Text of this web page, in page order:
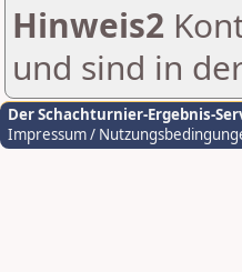
Hinweis2
und sind in
Der Schachturnier-Ergebnis-
Impressum /